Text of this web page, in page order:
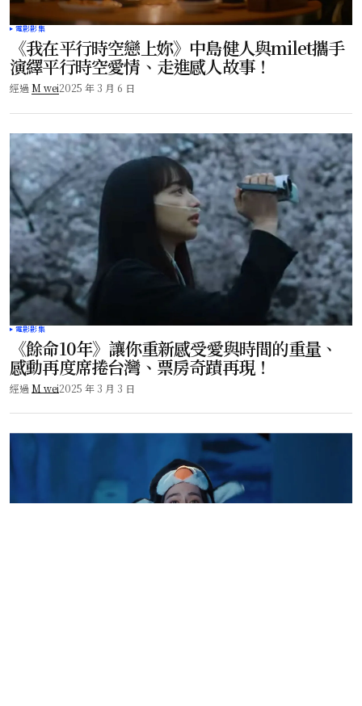
電影影集
《我在平行時空戀上妳》中島健人與milet攜手
演繹平行時空愛情、走進感人故事！
經過 M wei2025 年 3 月 6 日
電影影集
《餘命10年》讓你重新感受愛與時間的重量、
感動再度席捲台灣、票房奇蹟再現！
經過 M wei2025 年 3 月 3 日